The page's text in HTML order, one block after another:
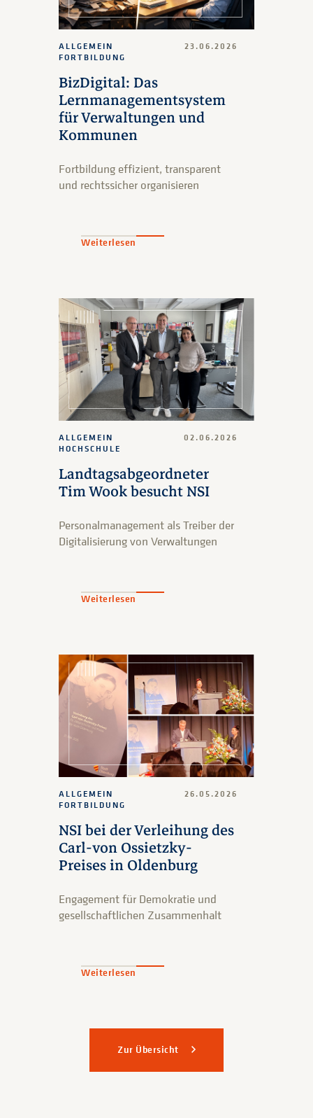
BizDigital: Das
Lernmanagementsystem
für Verwaltungen und
Kommunen
ALLGEMEIN
FORTBILDUNG
23.06.2026
Fortbildung effizient, transparent
und rechtssicher organisieren
Weiterlesen
Landtagsabgeordneter
Tim Wook besucht NSI
ALLGEMEIN
HOCHSCHULE
02.06.2026
Personalmanagement als Treiber der
Digitalisierung von Verwaltungen
Weiterlesen
NSI bei der Verleihung des
Carl-von Ossietzky-
Preises in Oldenburg
ALLGEMEIN
FORTBILDUNG
26.05.2026
Engagement für Demokratie und
gesellschaftlichen Zusammenhalt
Weiterlesen
Zur Übersicht